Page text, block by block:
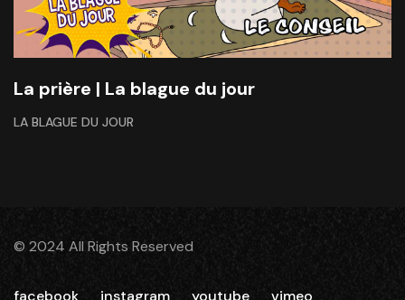
La prière | La blague du jour
LA BLAGUE DU JOUR
© 2024 All Rights Reserved